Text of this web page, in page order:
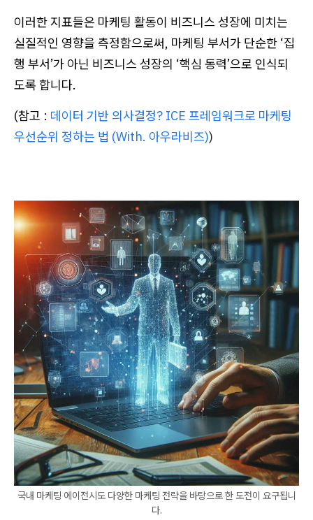
이러한 지표들은 마케팅 활동이 비즈니스 성장에 미치는
실질적인 영향을 측정함으로써, 마케팅 부서가 단순한 ‘집
행 부서’가 아닌 비즈니스 성장의 ‘핵심 동력’으로 인식되
도록 합니다.
(참고 : 데이터 기반 의사결정? ICE 프레임워크로 마케팅
우선순위 정하는 법 (With. 아우라비즈))
국내 마케팅 에이전시도 다양한 마케팅 전략을 바탕으로 한 도전이 요구됩니
다.